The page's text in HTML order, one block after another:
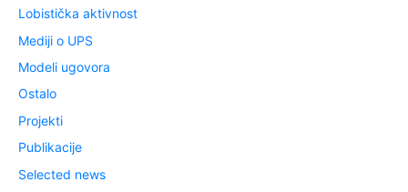
Lobistička aktivnost
Mediji o UPS
Modeli ugovora
Ostalo
Projekti
Publikacije
Selected news